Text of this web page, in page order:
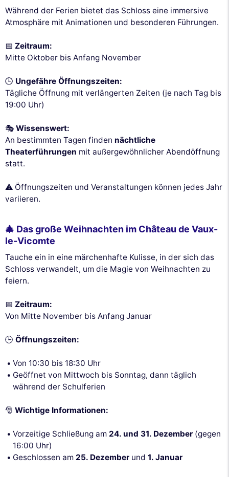
Während der Ferien bietet das Schloss eine immersive
Atmosphäre mit Animationen und besonderen Führungen.
📅 Zeitraum:
Mitte Oktober bis Anfang November
🕒 Ungefähre Öffnungszeiten:
Tägliche Öffnung mit verlängerten Zeiten (je nach Tag bis
19:00 Uhr)
🎭 Wissenswert:
An bestimmten Tagen finden nächtliche
Theaterführungen mit außergewöhnlicher Abendöffnung
statt.
⚠️ Öffnungszeiten und Veranstaltungen können jedes Jahr
variieren.
🎄 Das große Weihnachten im Château de Vaux-
le-Vicomte
Tauche ein in eine märchenhafte Kulisse, in der sich das
Schloss verwandelt, um die Magie von Weihnachten zu
feiern.
📅 Zeitraum:
Von Mitte November bis Anfang Januar
🕒 Öffnungszeiten:
Von 10:30 bis 18:30 Uhr
Geöffnet von Mittwoch bis Sonntag, dann täglich
während der Schulferien
🎅 Wichtige Informationen:
Vorzeitige Schließung am 24. und 31. Dezember (gegen
16:00 Uhr)
Geschlossen am 25. Dezember und1. Januar